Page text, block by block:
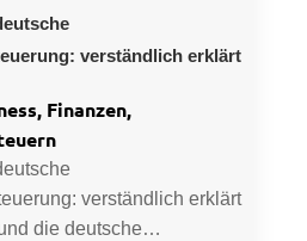
verständlich erklärt
, Finanzen,
verständlich erklärt
die deutsche…